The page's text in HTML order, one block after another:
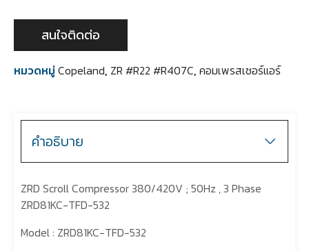
สนใจติดต่อ
หมวดหมู่Copeland, ZR #R22 #R407C, คอมเพรสเซอร์แอร์
คำอธิบาย
ZRD Scroll Compressor 380/420V ; 50Hz , 3 Phase
ZRD81KC-TFD-532
Model : ZRD81KC-TFD-532